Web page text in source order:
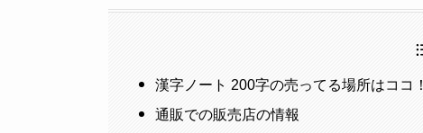
漢字ノート 200字の売ってる場所はココ！
通販での販売店の情報